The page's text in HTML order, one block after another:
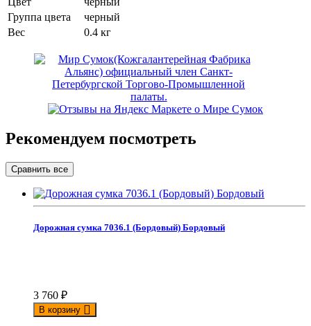
Группа цвета
черный
Вес
0.4 кг
Рекомендуем посмотреть
Дорожная сумка 7036.1 (Бордовый) Бордовый
3 760 ₽
В корзину